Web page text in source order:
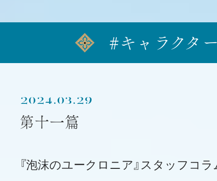
#キャラクタ
2024.03.29
第十一篇
『泡沫のユークロニア』スタッフコ